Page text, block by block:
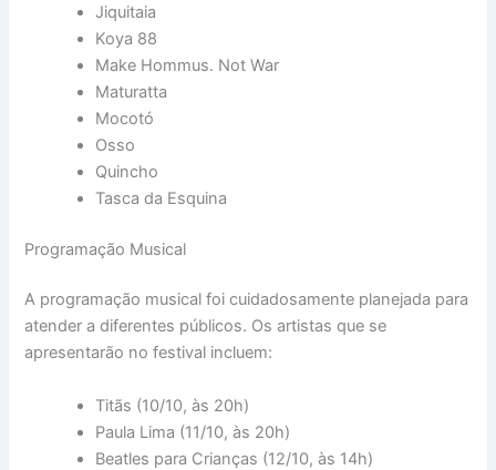
Jiquitaia
Koya 88
Make Hommus. Not War
Maturatta
Mocotó
Osso
Quincho
Tasca da Esquina
Programação Musical
A programação musical foi cuidadosamente planejada para
atender a diferentes públicos. Os artistas que se
apresentarão no festival incluem:
Titãs (10/10, às 20h)
Paula Lima (11/10, às 20h)
Beatles para Crianças (12/10, às 14h)